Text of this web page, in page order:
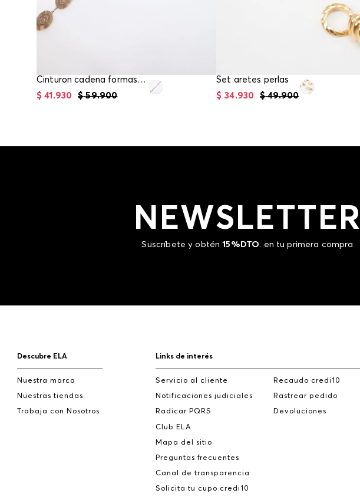
Cinturon cadena formas irregulares
$ 59.900
$ 41 .930
Set aretes perlas
$ 49.900
$ 34.930
NEWSLETTER
Suscríbete y obtén15%DTO. en tu primera compra
Descubre ELA
Nuestra marca
Nuestras tiendas
Trabaja con Nosotros
Links de interés
Servicio al cliente
Notificaciones judiciales
Radicar PQRS
Club ELA
Mapa del sitio
Preguntas frecuentes
Canal de transparencia
Solicita tu cupo credi10
Recaudo credi10
Rastrear pedido
Devoluciones